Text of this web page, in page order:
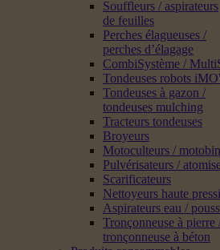
Souffleurs / aspirateurs
de feuilles
Perches élagueuses /
perches d’élagage
CombiSystème /
Tondeuses robots
Tondeuses à gazon /
tondeuses mulching
Tracteurs tondeuses
Broyeurs
Motoculteurs /
Pulvérisateurs /
Scarificateurs
Nettoyeurs haute
Aspirateurs eau /
Tronçonneuse à pierre
tronçonneuse à béton